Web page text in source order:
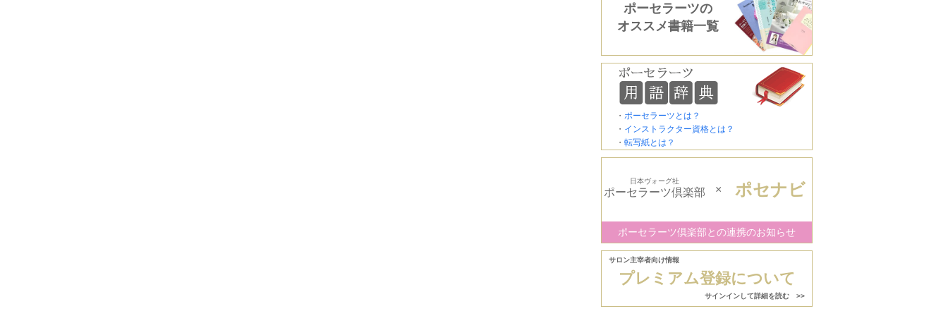
ポーセラーツの
オススメ書籍一覧
・ ポーセラーツとは？
・ インストラクター資格とは？
・ 転写紙とは？
日本ヴォーグ社
ポーセラーツ倶楽部 × ポセナビ
ポーセラーツ倶楽部との連携のお知らせ
サロン主宰者向け情報
プレミアム登録について
サインインして詳細を読む >>